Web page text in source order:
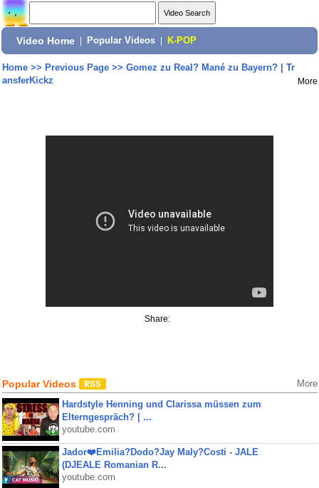
Video Home Popular Videos K-POP
Home>> Previous Page>> Gomez zu Real? Mané zu Bayern? | Tr
ansferKickz
More
Share:
Popular Videos More
Hardstyle Henning und Clarissa müssen zum
Elterngespräch? | ...
youtube.com
Jador❤️Emilia?Dodo?Jay Maly?Costi - JALE
(DJEALE Romanian R...
youtube.com